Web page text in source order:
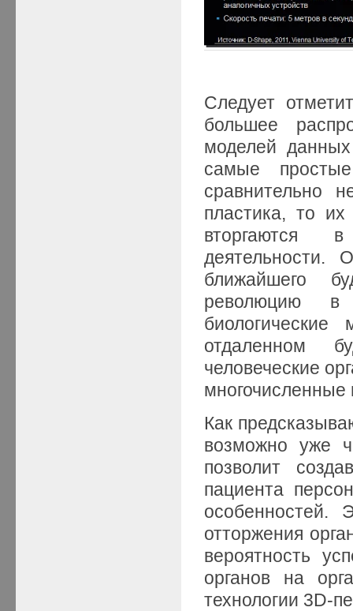
Следует
большее
моделей
самые
сравнительно
пластика, то
вторгаются
деятельности.
ближайшего
революцию в
отдаленном
человеческие
Как
возможно уже
позволит
пациента
особенностей.
отторжения
вероятность
органов на
технологии 3D-